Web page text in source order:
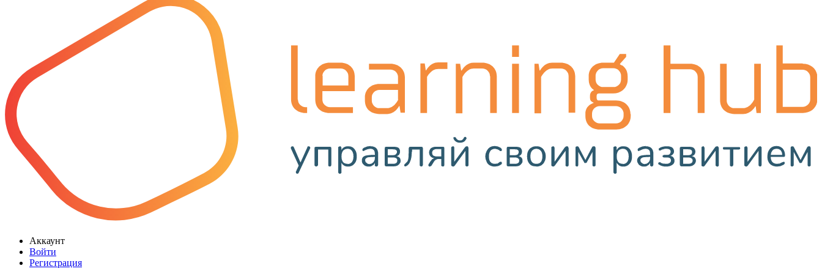
Аккаунт
Войти
Регистрация